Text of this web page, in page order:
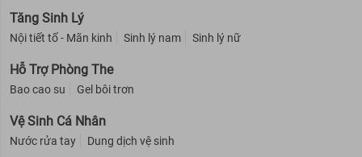
Tăng Sinh Lý
Nội tiết tố - Mãn kinh Sinh lý nam Sinh lý nữ
Hỗ Trợ Phòng The
Bao cao su Gel bôi trơn
Vệ Sinh Cá Nhân
Nước rửa tay Dung dịch vệ sinh